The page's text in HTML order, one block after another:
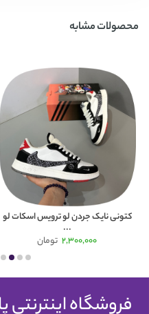
محصولات مشابه
کتونی نایک جردن لو ترویس اسکات لو
...
2,300,000 تومان
فروشگاه اینترنتی